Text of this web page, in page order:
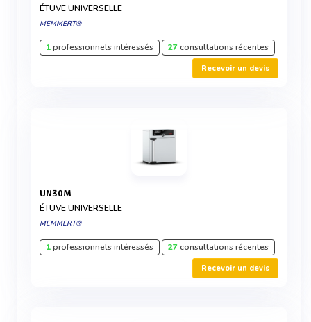
ÉTUVE UNIVERSELLE
MEMMERT®
1professionnels intéressés 27consultations récentes
Recevoir un devis
UN30M
ÉTUVE UNIVERSELLE
MEMMERT®
1professionnels intéressés 27consultations récentes
Recevoir un devis